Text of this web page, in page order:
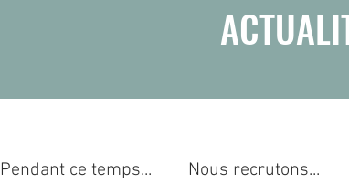
Pendant ce temps... Nous recrutons...